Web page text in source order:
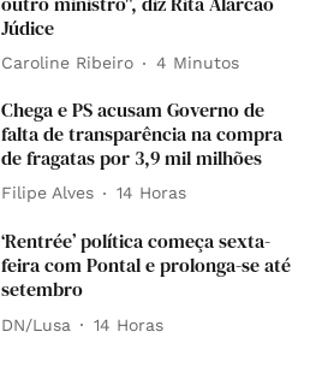
Júdice
Caroline Ribeiro 4 Minutos
Chega e PS acusam Governo de
falta de transparência na compra
de fragatas por 3,9 mil milhões
Filipe Alves 14 Horas
‘Rentrée’ política começa sexta-
feira com Pontal e prolonga-se até
setembro
DN/Lusa 14 Horas